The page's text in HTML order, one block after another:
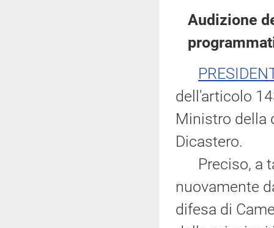
Audizione
dell'articolo
Ministro della
Dicastero.
Preciso, a
nuovamente
difesa di